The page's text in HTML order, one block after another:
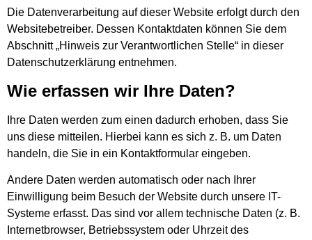
Die Datenverarbeitung auf dieser Website erfolgt durch den
Websitebetreiber. Dessen Kontaktdaten können Sie dem
Abschnitt „Hinweis zur Verantwortlichen Stelle“ in dieser
Datenschutzerklärung entnehmen.
Wie erfassen wir Ihre Daten?
Ihre Daten werden zum einen dadurch erhoben, dass Sie
uns diese mitteilen. Hierbei kann es sich z. B. um Daten
handeln, die Sie in ein Kontaktformular eingeben.
Andere Daten werden automatisch oder nach Ihrer
Einwilligung beim Besuch der Website durch unsere IT-
Systeme erfasst. Das sind vor allem technische Daten (z. B.
Internetbrowser, Betriebssystem oder Uhrzeit des